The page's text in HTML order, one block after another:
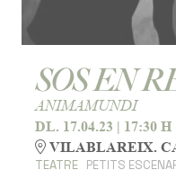
SOS EN
ANIMAMUNDI
DL. 17.04.23 | 17:30 H
VILABLAREIX.
TEATRE PETITS